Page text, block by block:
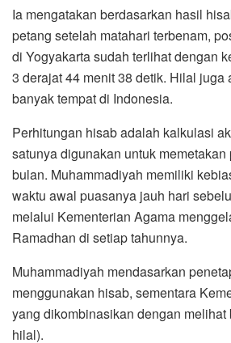
Ia mengatakan berdasarkan hasil
petang setelah matahari terbenam,
di Yogyakarta sudah terlihat dengan
3 derajat 44 menit 38 detik. Hilal juga
banyak tempat di Indonesia.
Perhitungan hisab adalah kalkulasi
satunya digunakan untuk
bulan. Muhammadiyah memiliki
waktu awal puasanya jauh hari
melalui Kementerian Agama
Ramadhan di setiap tahunnya.
Muhammadiyah mendasarkan
menggunakan hisab, sementara
yang dikombinasikan dengan melihat
hilal).